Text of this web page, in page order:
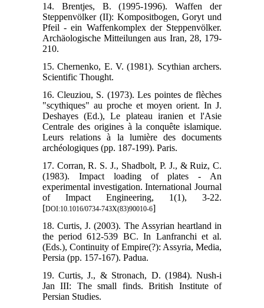
14. Brentjes, B. (1995-1996). Waffen der
Steppenvölker (II): Kompositbogen, Goryt und
Pfeil - ein Waffenkomplex der Steppenvölker.
Archäologische Mitteilungen aus Iran, 28, 179-
210.
15. Chernenko, E. V. (1981). Scythian archers.
Scientific Thought.
16. Cleuziou, S. (1973). Les pointes de flèches
"scythiques" au proche et moyen orient. In J.
Deshayes (Ed.), Le plateau iranien et l'Asie
Centrale des origines à la conquête islamique.
Leurs relations à la lumière des documents
archéologiques (pp. 187-199). Paris.
17. Corran, R. S. J., Shadbolt, P. J., & Ruiz, C.
(1983). Impact loading of plates - An
experimental investigation. International Journal
of Impact Engineering, 1(1), 3-22.
[DOI:10.1016/0734-743X(83)90010-6]
18. Curtis, J. (2003). The Assyrian heartland in
the period 612-539 BC. In Lanfranchi et al.
(Eds.), Continuity of Empire(?): Assyria, Media,
Persia (pp. 157-167). Padua.
19. Curtis, J., & Stronach, D. (1984). Nush-i
Jan III: The small finds. British Institute of
Persian Studies.